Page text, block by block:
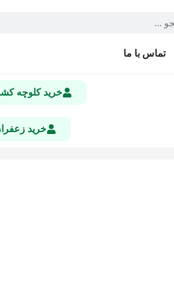
تماس با ما
خرید کلوچه
خرید